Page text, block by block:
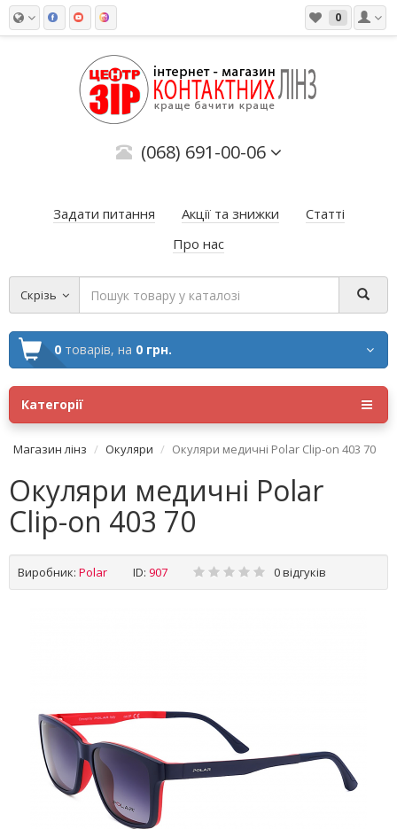
0
(068) 691-00-06
Задати питання Акції та знижки
Статті
Про нас
Скрізь
0 товарів, на 0 грн.
Категорії
Магазин лінз Окуляри Окуляри медичні Polar Clip-on 403 70
Окуляри медичні Polar
Clip-on 403 70
Виробник: Polar ID: 907 0 відгуків